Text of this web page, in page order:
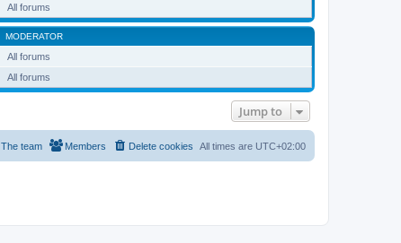
All forums
MODERATOR
All forums
All forums
Jump to
All times are UTC+02:00
Delete cookies
Members
The team